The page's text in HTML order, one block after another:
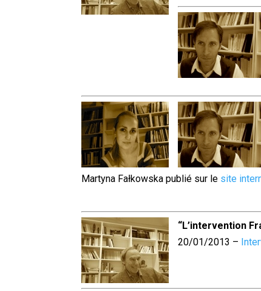
Martyna Fałkowska publié sur le site
“L’intervention
20/01/2013 –